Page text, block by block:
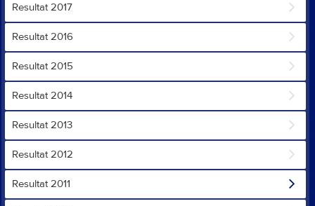
Resultat 2017
Resultat 2016
Resultat 2015
Resultat 2014
Resultat 2013
Resultat 2012
Resultat 2011